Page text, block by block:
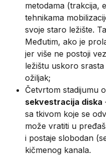
metodama (trakcija,
tehnikama
svoje staro ležište.
Međutim, ako je
jer više ne postoji
ležištu uskoro
ožiljak;
Četvrtom stadijumu
sekvestracija diska
sa tkivom koje se
može vratiti u
i postaje slobodan
kičmenog kanala.